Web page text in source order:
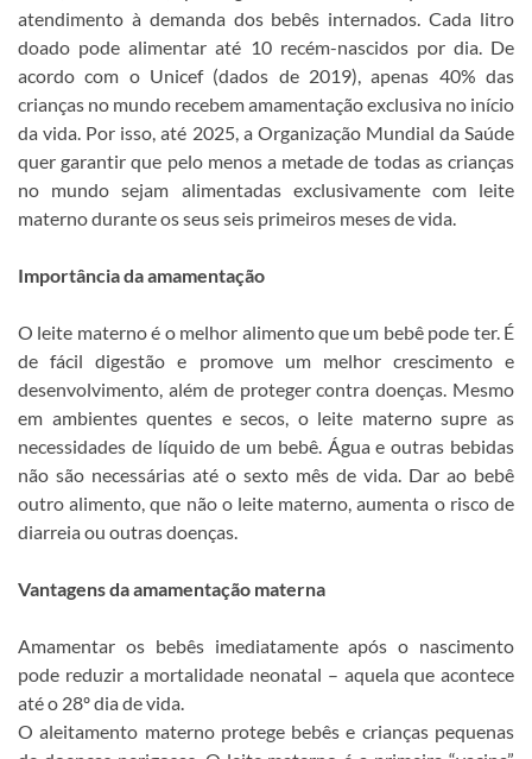
atendimento à demanda dos bebês internados. Cada litro
doado pode alimentar até 10 recém-nascidos por dia. De
acordo com o Unicef (dados de 2019), apenas 40% das
crianças no mundo recebem amamentação exclusiva no início
da vida. Por isso, até 2025, a Organização Mundial da Saúde
quer garantir que pelo menos a metade de todas as crianças
no mundo sejam alimentadas exclusivamente com leite
materno durante os seus seis primeiros meses de vida.
Importância da amamentação
O leite materno é o melhor alimento que um bebê pode ter. É
de fácil digestão e promove um melhor crescimento e
desenvolvimento, além de proteger contra doenças. Mesmo
em ambientes quentes e secos, o leite materno supre as
necessidades de líquido de um bebê. Água e outras bebidas
não são necessárias até o sexto mês de vida. Dar ao bebê
outro alimento, que não o leite materno, aumenta o risco de
diarreia ou outras doenças.
Vantagens da amamentação materna
Amamentar os bebês imediatamente após o nascimento
pode reduzir a mortalidade neonatal – aquela que acontece
até o 28º dia de vida.
O aleitamento materno protege bebês e crianças pequenas